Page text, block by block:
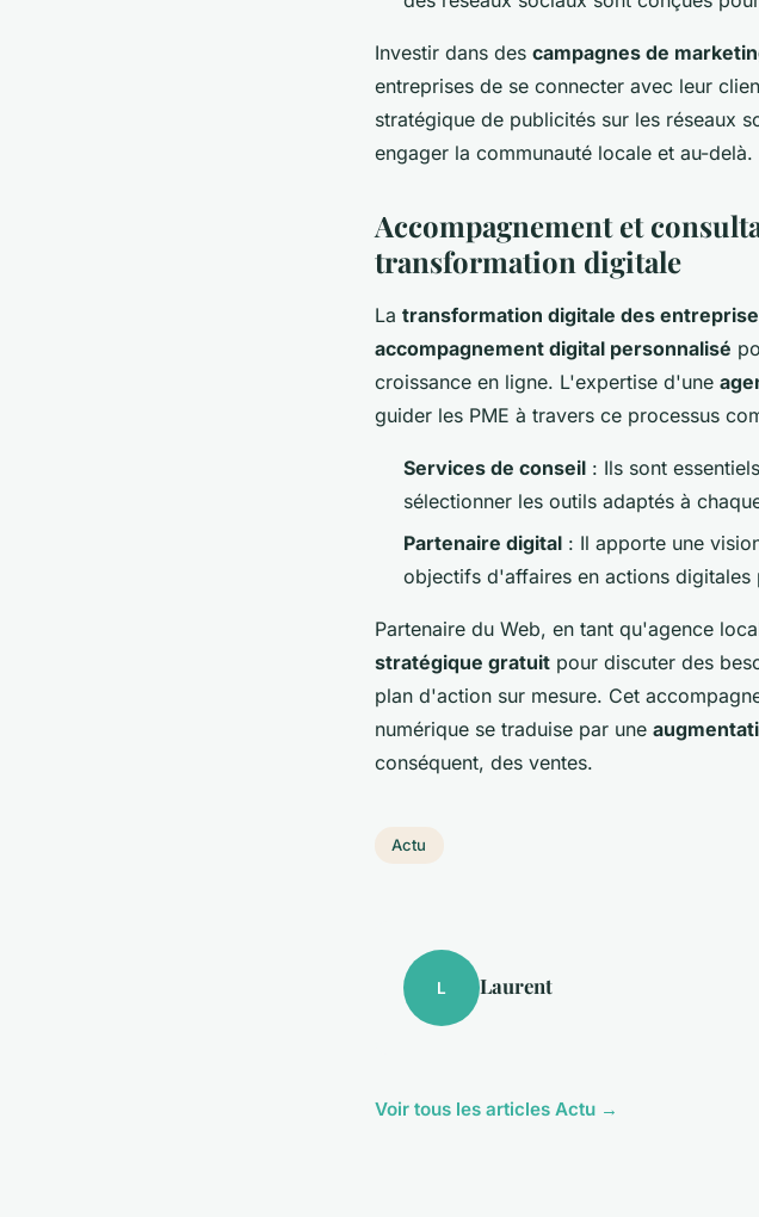
Investir dans des campagnes de
entreprises de se connecter avec leur
stratégique de publicités sur les réseaux
engager la communauté locale et au-delà.
Accompagnement et
transformation digitale
La transformation digitale des
accompagnement digital personnalisé
croissance en ligne. L'expertise d'une
guider les PME à travers ce processus
Services de conseil : Ils sont
sélectionner les outils adaptés à
Partenaire digital : Il apporte une
objectifs d'affaires en actions digitales
Partenaire du Web, en tant qu'agence
stratégique gratuit pour discuter des
plan d'action sur mesure. Cet
numérique se traduise par une
conséquent, des ventes.
Actu
L Laurent
Voir tous les articles Actu →